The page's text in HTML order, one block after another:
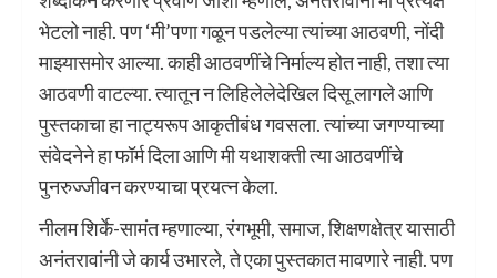
भेटलो नाही. पण ‘मी’पणा गळून पडलेल्या त्यांच्या आठवणी, नोंदी
माझ्यासमोर आल्या. काही आठवणींचे निर्माल्य होत नाही, तशा त्या
आठवणी वाटल्या. त्यातून न लिहिलेलेदेखिल दिसू लागले आणि
पुस्तकाचा हा नाट्यरूप आकृतीबंध गवसला. त्यांच्या जगण्याच्या
संवेदनेने हा फॉर्म दिला आणि मी यथाशक्ती त्या आठवणींचे
पुनरुज्जीवन करण्याचा प्रयत्न केला.
नीलम शिर्के-सामंत म्हणाल्या, रंगभूमी, समाज, शिक्षणक्षेत्र यासाठी
अनंतरावांनी जे कार्य उभारले, ते एका पुस्तकात मावणारे नाही. पण